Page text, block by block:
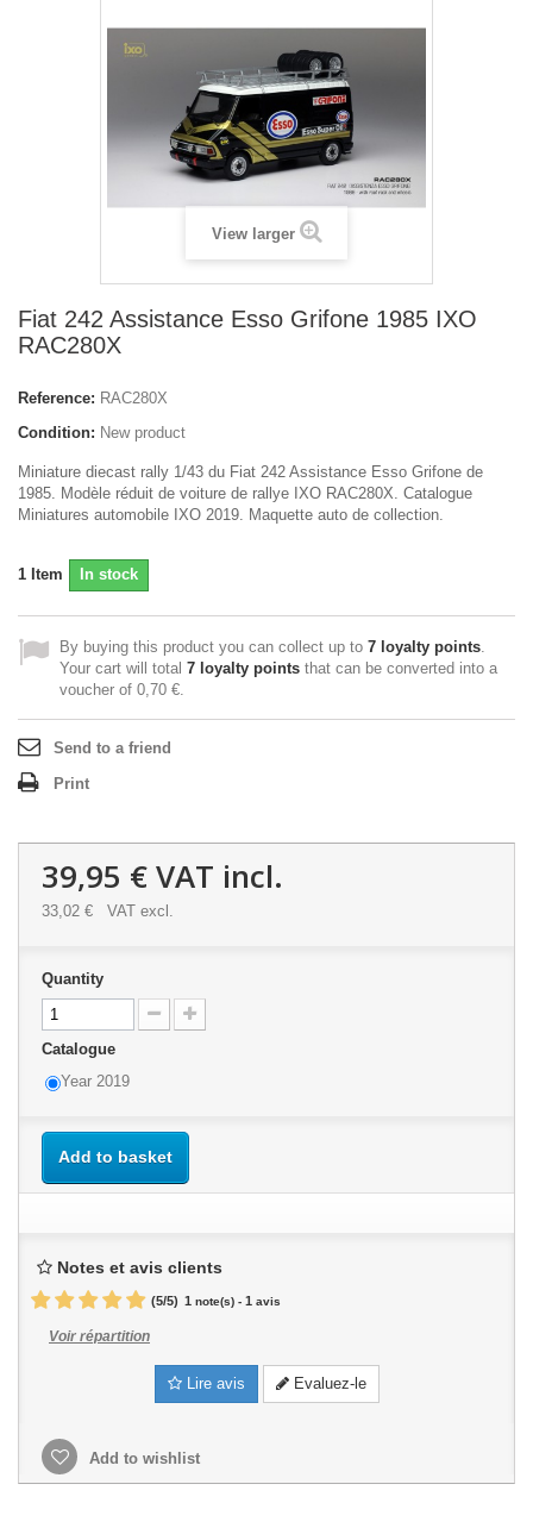
View larger
Fiat 242 Assistance Esso Grifone 1985 IXO
RAC280X
Reference: RAC280X
Condition: New product
Miniature diecast rally 1/43 du Fiat 242 Assistance Esso Grifone de
1985. Modèle réduit de voiture de rallye IXO RAC280X. Catalogue
Miniatures automobile IXO 2019. Maquette auto de collection.
1 Item In stock
By buying this product you can collect up to 7 loyalty points.
Your cart will total 7 loyalty points that can be converted into a
voucher of 0,70 €.
Send to a friend
Print
39,95 €VAT incl.
33,02 € VAT excl.
Quantity
Catalogue
Year 2019
Add to basket
Notes et avis clients
(5/5) 1 note(s) - 1 avis
Voir répartition
Lire avis Evaluez-le
Add to wishlist